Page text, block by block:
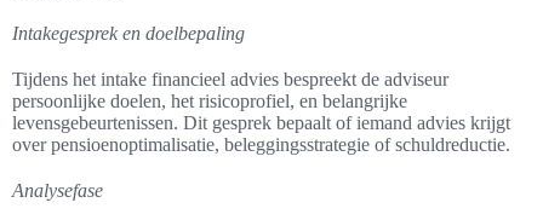
Intakegesprek en doelbepaling
Tijdens het intake financieel advies bespreekt de adviseur
persoonlijke doelen, het risicoprofiel, en belangrijke
levensgebeurtenissen. Dit gesprek bepaalt of iemand advies krijgt
over pensioenoptimalisatie, beleggingsstrategie of schuldreductie.
Analysefase